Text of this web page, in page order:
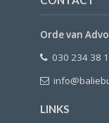
Orde van
030 234 38
LINKS